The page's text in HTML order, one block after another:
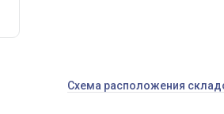
Схема расположения